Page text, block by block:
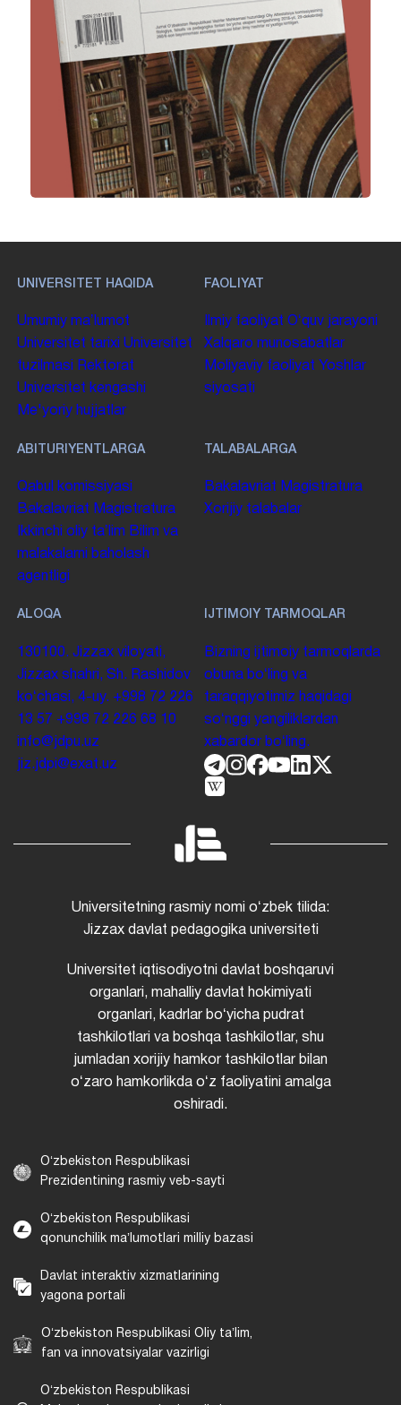
UNIVERSITET HAQIDA
Umumiy maʼlumot
Universitet tarixi Universitet
tuzilmasi
Rektorat
Universitet kengashi
Me'yoriy hujjatlar
FAOLIYAT
Ilmiy faoliyat Oʻquv jarayoni
Xalqaro munosabatlar
Moliyaviy faoliyat Yoshlar
siyosati
ABITURIYENTLARGA
Qabul komissiyasi
Bakalavriat Magistratura
Ikkinchi oliy taʼlim Bilim va
malakalarni baholash
agentligi
TALABALARGA
Bakalavriat Magistratura
Xorijiy talabalar
ALOQA
130100. Jizzax viloyati,
Jizzax shahri, Sh. Rashidov
koʻchasi, 4-uy. +998 72 226
13 57 +998 72 226 68 10
info@jdpu.uz
jiz.jdpi@exat.uz
IJTIMOIY TARMOQLAR
Bizning ijtimoiy tarmoqlarda
obuna boʻling va
taraqqiyotimiz haqidagi
soʻnggi yangiliklardan
xabardor boʻling.
Universitetning rasmiy nomi oʻzbek tilida:
Jizzax davlat pedagogika universiteti
Universitet iqtisodiyotni davlat boshqaruvi
organlari, mahalliy davlat hokimiyati
organlari, kadrlar boʻyicha pudrat
tashkilotlari va boshqa tashkilotlar, shu
jumladan xorijiy hamkor tashkilotlar bilan
oʻzaro hamkorlikda oʻz faoliyatini amalga
oshiradi.
Oʻzbekiston Respublikasi
Prezidentining rasmiy veb-sayti
Oʻzbekiston Respublikasi
qonunchilik maʼlumotlari milliy bazasi
Davlat interaktiv xizmatlarining
yagona portali
Oʻzbekiston Respublikasi Oliy taʼlim,
fan va innovatsiyalar vazirligi
Oʻzbekiston Respublikasi